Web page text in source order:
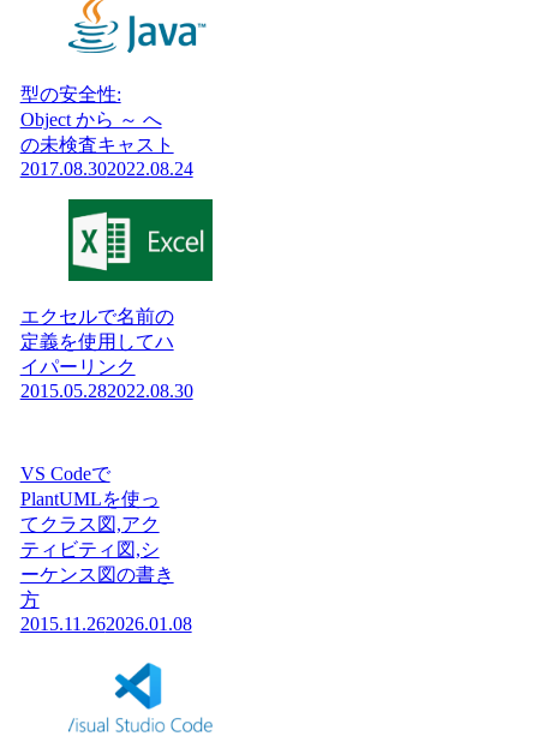
型の安全性:
Object から ～ へ
の未検査キャスト
2017.08.302022.08.24
エクセルで名前の
定義を使用してハ
イパーリンク
2015.05.282022.08.30
VS Codeで
PlantUMLを使っ
てクラス図,アク
ティビティ図,シ
ーケンス図の書き
方
2015.11.262026.01.08